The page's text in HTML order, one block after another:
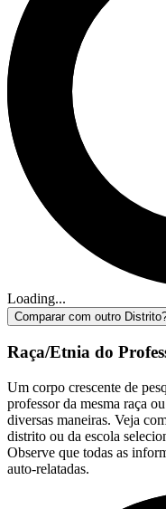
Loading...
Comparar com outro
Raça/Etnia do
Um corpo crescente de
professor da mesma raça
diversas maneiras. Veja
distrito ou da escola
Observe que todas as
auto-relatadas.